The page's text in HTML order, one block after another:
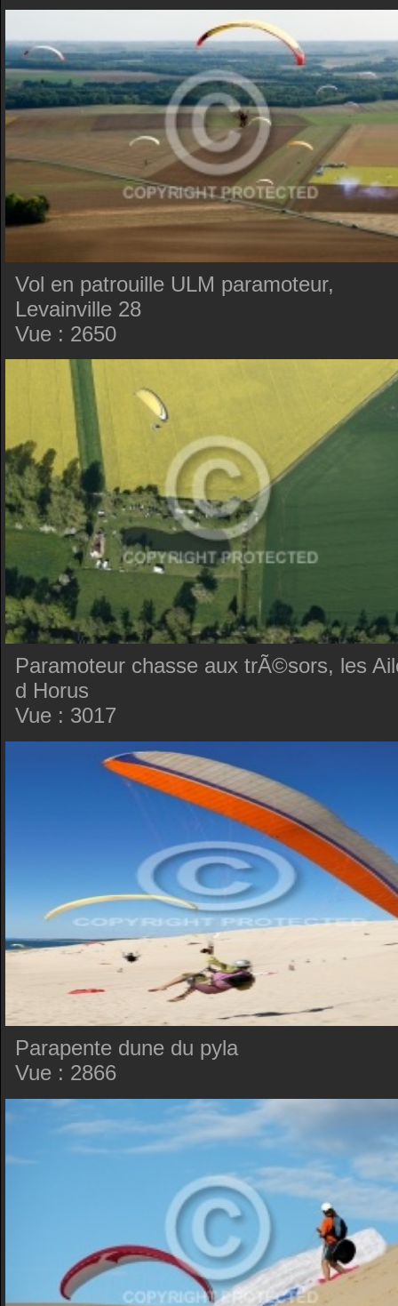
Vol en patrouille ULM paramoteur,
Levainville 28
Vue : 2650
Paramoteur chasse aux trÃ©sors, les
d Horus
Vue : 3017
Parapente dune du pyla
Vue : 2866